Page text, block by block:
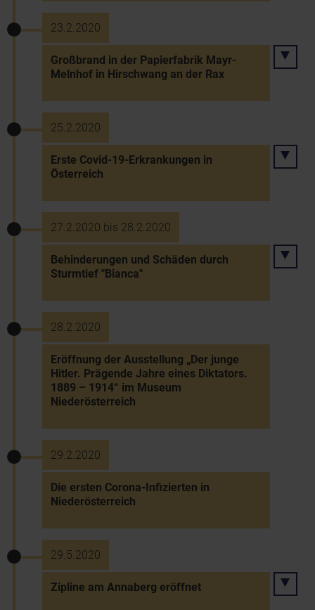
23.2.2020
Großbrand in der Papierfabrik Mayr-
Melnhof in Hirschwang an der Rax
25.2.2020
Erste Covid-19-Erkrankungen in
Österreich
27.2.2020 bis 28.2.2020
Behinderungen und Schäden durch
Sturmtief "Bianca"
28.2.2020
Eröffnung der Ausstellung „Der junge
Hitler. Prägende Jahre eines Diktators.
1889 – 1914“ im Museum
Niederösterreich
29.2.2020
Die ersten Corona-Infizierten in
Niederösterreich
29.5.2020
Zipline am Annaberg eröffnet